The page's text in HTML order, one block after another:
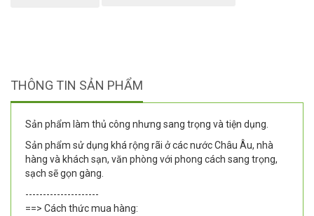
THÔNG TIN SẢN PHẨM
Sản phẩm làm thủ công nhưng sang trọng và tiện dụng.
Sản phẩm sử dụng khá rộng rãi ở các nước Châu Âu, nhà
hàng và khách sạn, văn phòng với phong cách sang trọng,
sạch sẽ gọn gàng.
---------------------
==> Cách thức mua hàng: